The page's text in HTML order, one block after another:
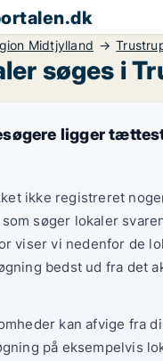
Midtjylland
søges i
ligger
ikke registreret
søger lokaler
viser vi nedenfor de
bedst ud fra det
kan afvige fra
på eksempelvis